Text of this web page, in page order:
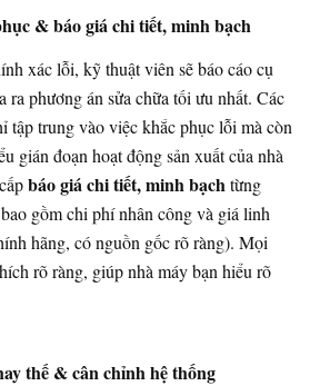
& báo giá chi tiết, minh bạch
xác lỗi, kỹ thuật viên sẽ báo cáo cụ
ra phương án sửa chữa tối ưu nhất. Các
tập trung vào việc khắc phục lỗi mà còn
gián đoạn hoạt động sản xuất của nhà
báo giá chi tiết, minh bạch từng
gồm chi phí nhân công và giá linh
hãng, có nguồn gốc rõ ràng). Mọi
rõ ràng, giúp nhà máy bạn hiểu rõ
thế & cân chỉnh hệ thống